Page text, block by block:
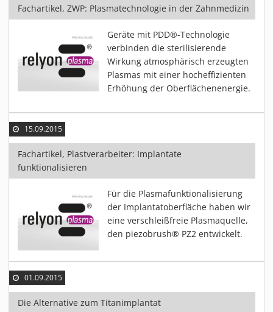
Fachartikel, ZWP: Plasmatechnologie in der Zahnmedizin
Geräte mit PDD®-Technologie
verbinden die sterilisierende
Wirkung atmosphärisch erzeugten
Plasmas mit einer hocheffizienten
Erhöhung der Oberflächenenergie.
15.09.2015
Fachartikel, Plastverarbeiter: Implantate
funktionalisieren
Für die Plasmafunktionalisierung
der Implantatoberfläche haben wir
eine verschleißfreie Plasmaquelle,
den piezobrush® PZ2 entwickelt.
01.09.2015
Die Alternative zum Titanimplantat